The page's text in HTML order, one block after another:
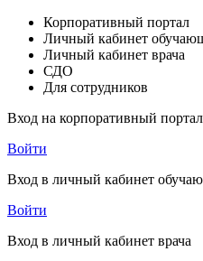
Корпоративный портал
Личный кабинет
Личный кабинет врача
СДО
Для сотрудников
Вход на корпоративный портал
Войти
Вход в личный кабинет
Войти
Вход в личный кабинет врача